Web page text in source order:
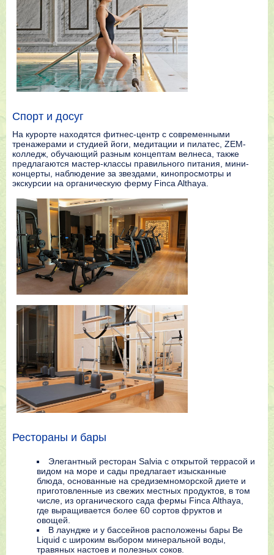
Спорт и досуг
На курорте находятся фитнес-центр с современными
тренажерами и студией йоги, медитации и пилатес, ZEM-
колледж, обучающий разным концептам велнеса, также
предлагаются мастер-классы правильного питания, мини-
концерты, наблюдение за звездами, кинопросмотры и
экскурсии на органическую ферму Finca Althaya.
Рестораны и бары
Элегантный ресторан Salvia с открытой террасой и
видом на море и сады предлагает изысканные
блюда, основанные на средиземноморской диете и
приготовленные из свежих местных продуктов, в том
числе, из органического сада фермы Finca Althaya,
где выращивается более 60 сортов фруктов и
овощей.
В лаундже и у бассейнов расположены бары Be
Liquid с широким выбором минеральной воды,
травяных настоев и полезных соков.